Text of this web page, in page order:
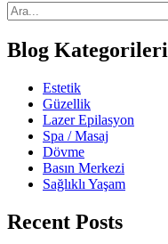
Blog Kategorileri
Estetik
Güzellik
Lazer Epilasyon
Spa / Masaj
Dövme
Basın Merkezi
Sağlıklı Yaşam
Recent Posts